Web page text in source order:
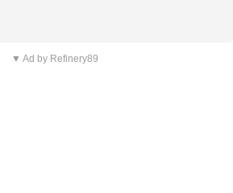
▼ Ad by Refinery89